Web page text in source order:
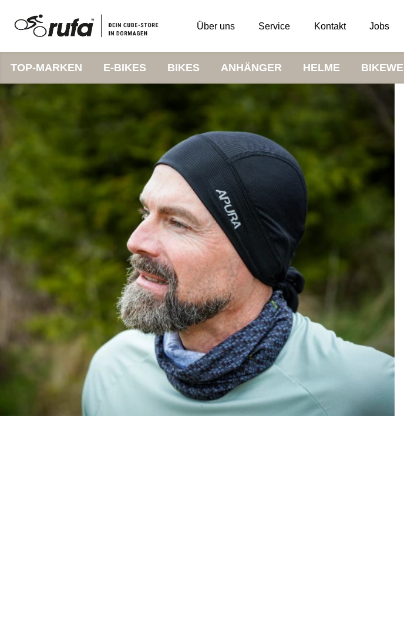
Über uns Service Kontakt Jobs
TOP-MARKEN E-BIKES BIKES ANHÄNGER HELME